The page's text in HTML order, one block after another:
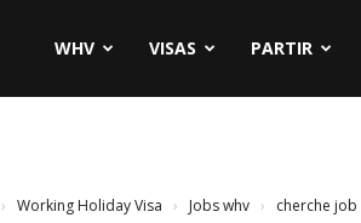
WHV VISAS PARTIR
› Working Holiday Visa › Jobs whv ›
cherche job